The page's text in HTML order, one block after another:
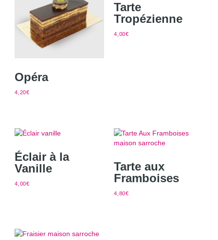
Opéra
4,20€
Tarte
Tropézienne
4,00€
Éclair à la
Vanille
4,00€
Tarte aux
Framboises
4,80€